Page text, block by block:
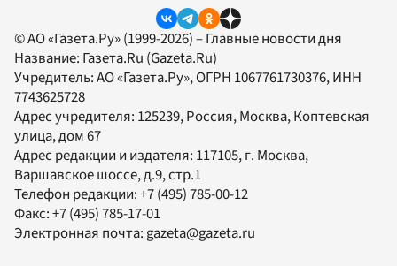
© АО «Газета.Ру» (1999-2026) – Главные новости дня
Название: Газета.Ru (Gazeta.Ru)
Учредитель:АО «Газета.Ру», ОГРН 1067761730376, ИНН
7743625728
Адрес учредителя: 125239, Россия, Москва, Коптевская
улица, дом 67
Адрес редакции и издателя: 117105, г. Москва,
Варшавское шоссе, д.9, стр.1
Телефон редакции:+7 (495) 785-00-12
Факс:+7 (495) 785-17-01
Электронная почта: gazeta@gazeta.ru